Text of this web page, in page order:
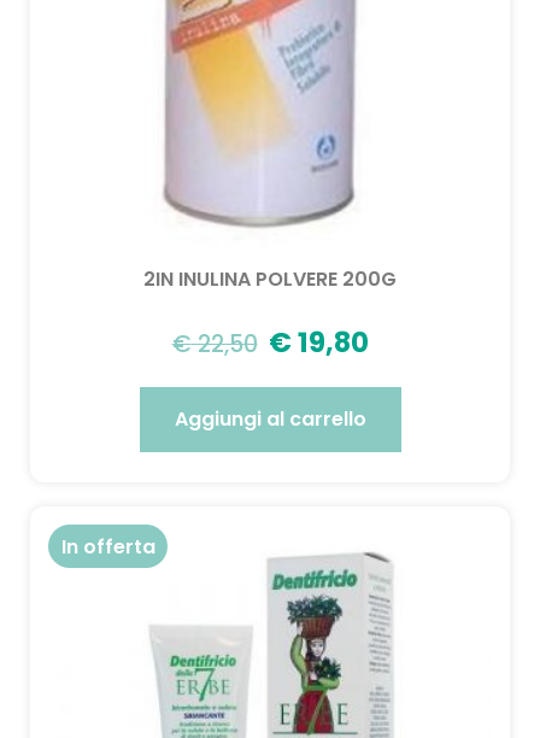
2IN INULINA POLVERE 200G
€22,50 €19,80
Aggiungi al carrello
In offerta